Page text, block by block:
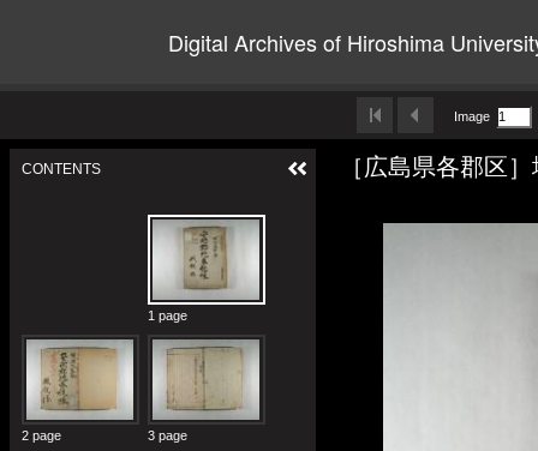
Digital Archives of Hiroshima